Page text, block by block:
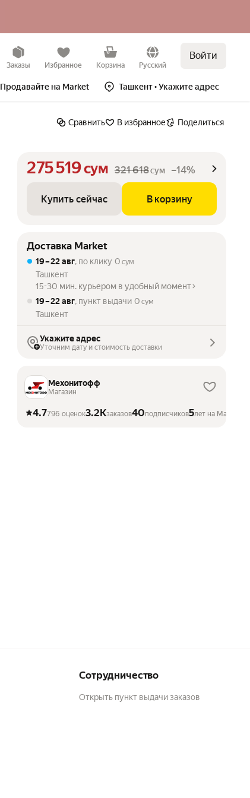
Заказы Избранное Корзина Русский
Войти
Продавайте на Market Ташкент• Укажите адрес
Сравнить В избранное Поделиться
275 519сум 321 618сум –14%
Купить сейчас В корзину
Купить сейчас В корзину
Доставка Market
19 – 22 авг, по клику 0 сум
Ташкент
15-30 мин. курьером в удобный момент
19 – 22 авг, пункт выдачи 0 сум
Ташкент
Укажите адрес
Уточним дату и стоимость доставки
Мехонитофф
Магазин
4.7796 оценок3.2Kзаказов40подписчиков5лет на Маркете
Сотрудничество
Открыть пункт выдачи заказов